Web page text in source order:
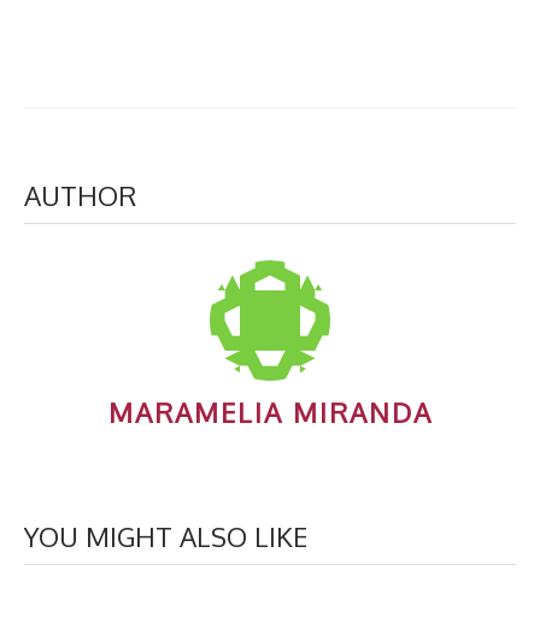
AUTHOR
MARAMELIA MIRANDA
YOU MIGHT ALSO LIKE